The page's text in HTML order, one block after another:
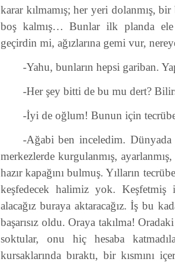
karar kılmamış; her yeri dolanmış,
boş kalmış… Bunlar ilk planda
geçirdin mi, ağızlarına gemi vur,
-Yahu, bunların hepsi gariban.
-Her şey bitti de bu mu dert?
-İyi de oğlum! Bunun için
-Ağabi ben inceledim. Dünyada
merkezlerde kurgulanmış,
hazır kapağını bulmuş. Yılların
keşfedecek halimiz yok. Keşfetmiş
alacağız buraya aktaracağız. İş bu
başarısız oldu. Oraya takılma!
soktular, onu hiç hesaba
kursaklarında bıraktı, bir kısmını